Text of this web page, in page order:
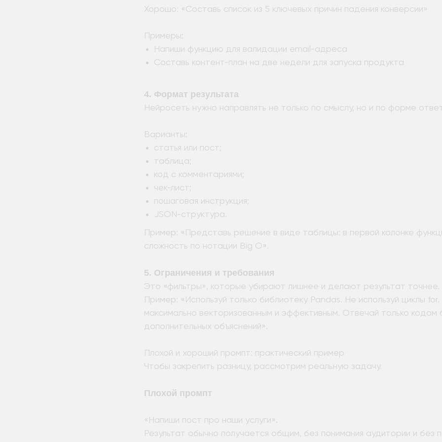
Хорошо: «Составь список из 5 ключевых причин падения конверсии»
Примеры:
Напиши функцию для валидации email-адреса
Составь контент-план на две недели для запуска продукта
4. Формат результата
Нейросеть нужно направлять не только по смыслу, но и по форме
Варианты:
статья или пост;
таблица;
код с комментариями;
чек-лист;
пошаговая инструкция;
JSON-структура.
Пример: «Представь решение в виде таблицы: в первой колонке
сложность по нотации Big O».
5. Ограничения и требования
Это «фильтры», которые убирают лишнее и делают результат точнее.
Пример: «Используй только библиотеку Pandas. Не используй циклы
максимально векторизованным и эффективным. Отвечай только кодом
дополнительных объяснений».
Плохой и хороший промпт: практический пример
Чтобы закрепить разницу, рассмотрим реальную задачу.
Плохой промпт
«Напиши пост про наши услуги».
Результат обычно получается общим, без понимания аудитории и без